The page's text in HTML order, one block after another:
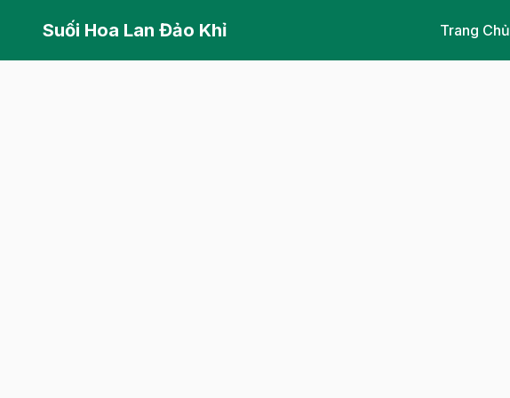
Suối Hoa Lan Đảo Khỉ Trang Chủ